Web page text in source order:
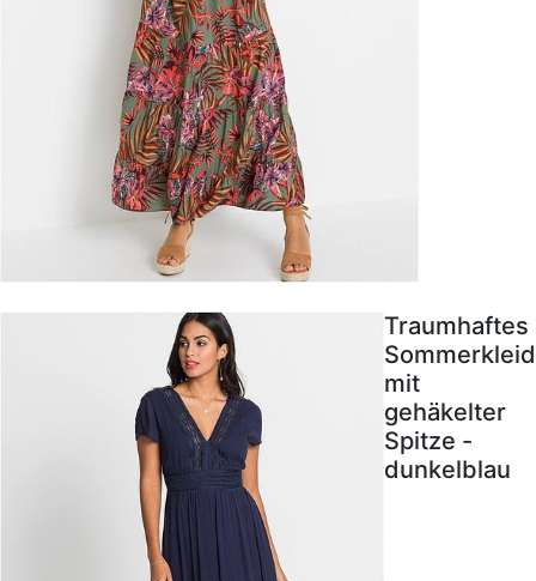
Traumhaftes
Sommerkleid
mit
gehäkelter
Spitze -
dunkelblau